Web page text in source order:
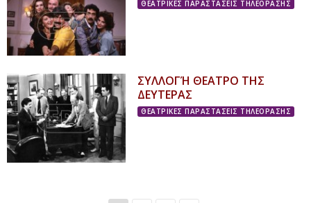
ΘΕΑΤΡΙΚΕΣ ΠΑΡΑΣΤΑΣΕΙΣ ΤΗΛΕΟΡΑΣΗΣ
ΣΥΛΛΟΓΉ ΘΕΑΤΡΟ ΤΗΣ
ΔΕΥΤΕΡΑΣ
ΘΕΑΤΡΙΚΕΣ ΠΑΡΑΣΤΑΣΕΙΣ ΤΗΛΕΟΡΑΣΗΣ